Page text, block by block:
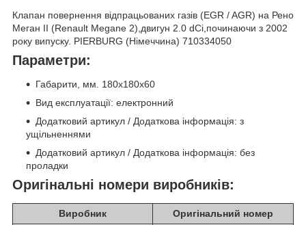
Клапан повернення відпрацьованих газів (EGR / AGR) на Рено
Меган II (Renault Megane 2),двигун 2.0 dCi,починаючи з 2002
року випуску. PIERBURG (Німеччина) 710334050
Параметри:
Габарити, мм. 180х180х60
Вид експлуатації: електронний
Додатковий артикул / Додаткова інформація: з
ущільненнями
Додатковий артикул / Додаткова інформація: без
проладки
Оригінальні номери виробників:
Виробник
Оригінальний номер